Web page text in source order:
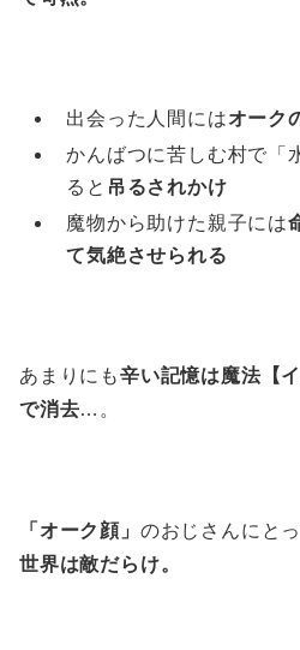
出会った人間にはオーク
かんばつに苦しむ村で「
ると 吊るされかけ
魔物から助けた親子には
て気絶させられる
あまりにも辛い記憶は魔法【
で消去…。
「オーク顔」 のおじさんにとっ
世界は敵だらけ。